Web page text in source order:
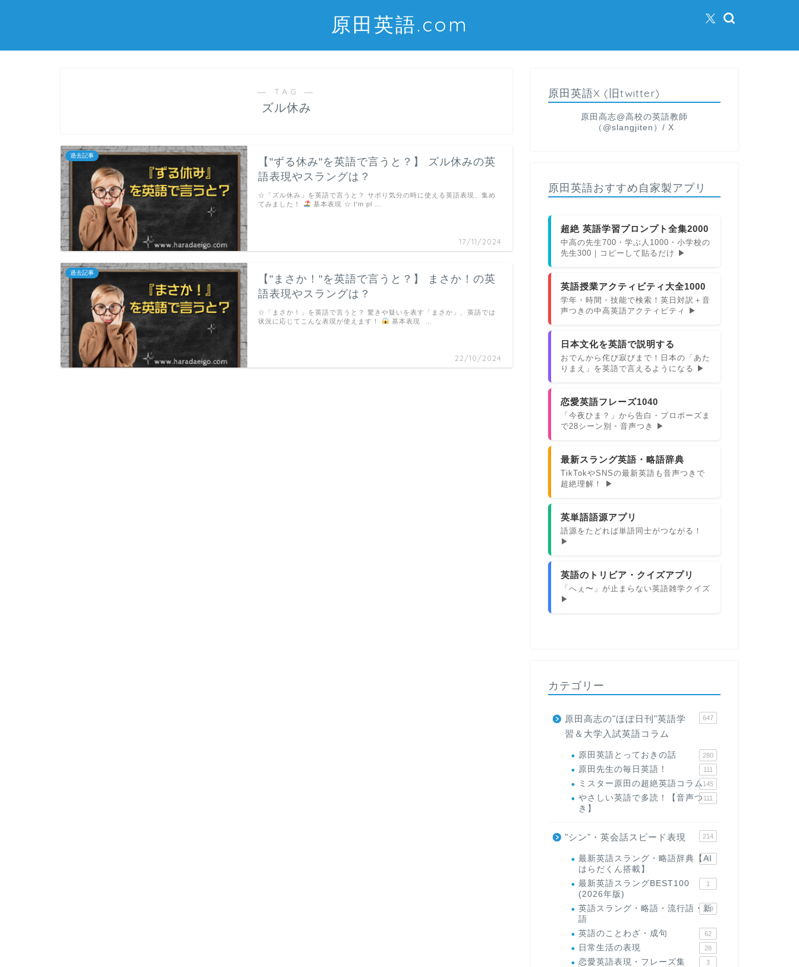
原田英語.com
― TAG ―
ズル休み
過去記事
【"ずる休み"を英語で言うと？】 ズル休みの英
語表現やスラングは？
17/11/2024
☆「ズル休み」を英語で言うと？ サボり気分の時に使える英語表現、集め
てみました！
基本表現 ☆ I'm pl …
過去記事
【"まさか！"を英語で言うと？】 まさか！の英
語表現やスラングは？
22/10/2024
☆「まさか！」を英語で言うと？ 驚きや疑いを表す「まさか」、英語では
状況に応じてこんな表現が使えます！
基本表現 …
原田英語X (旧twitter)
原田高志@高校の英語教師
（@slangjiten）/ X
原田英語おすすめ自家製アプリ
超絶 英語学習プロンプト全集2000
中高の先生700・学ぶ人1000・小学校の
先生300｜コピーして貼るだけ ▶
英語授業アクティビティ大全1000
学年・時間・技能で検索！英日対訳＋音
声つきの中高英語アクティビティ ▶
日本文化を英語で説明する
おでんから侘び寂びまで！日本の「あた
りまえ」を英語で言えるようになる ▶
恋愛英語フレーズ1040
「今夜ひま？」から告白・プロポーズま
で28シーン別・音声つき ▶
最新スラング英語・略語辞典
TikTokやSNSの最新英語も音声つきで
超絶理解！ ▶
英単語語源アプリ
語源をたどれば単語同士がつながる！
▶
英語のトリビア・クイズアプリ
「へぇ〜」が止まらない英語雑学クイズ
▶
カテゴリー
原田高志の"ほぼ日刊"英語学
習＆大学入試英語コラム
647
原田英語とっておきの話 280
原田先生の毎日英語！ 111
ミスター原田の超絶英語コラム145
やさしい英語で多読！【音声つ
き】
111
"シン"・英会話スピード表現 214
最新英語スラング・略語辞典【AI
はらだくん搭載】
1
最新英語スラングBEST100
(2026年版)
1
英語スラング・略語・流行語・新
語
119
英語のことわざ・成句 62
日常生活の表現 28
恋愛英語表現・フレーズ集 3